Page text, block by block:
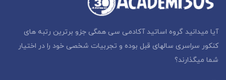
آیا میدانید گروه اساتید آکادمی سی همگی جزو برترین رتبه های
کنکور سراسری سالهای قبل بوده و تجربیات شخصی خود را در اختیار
شما میگذارند؟